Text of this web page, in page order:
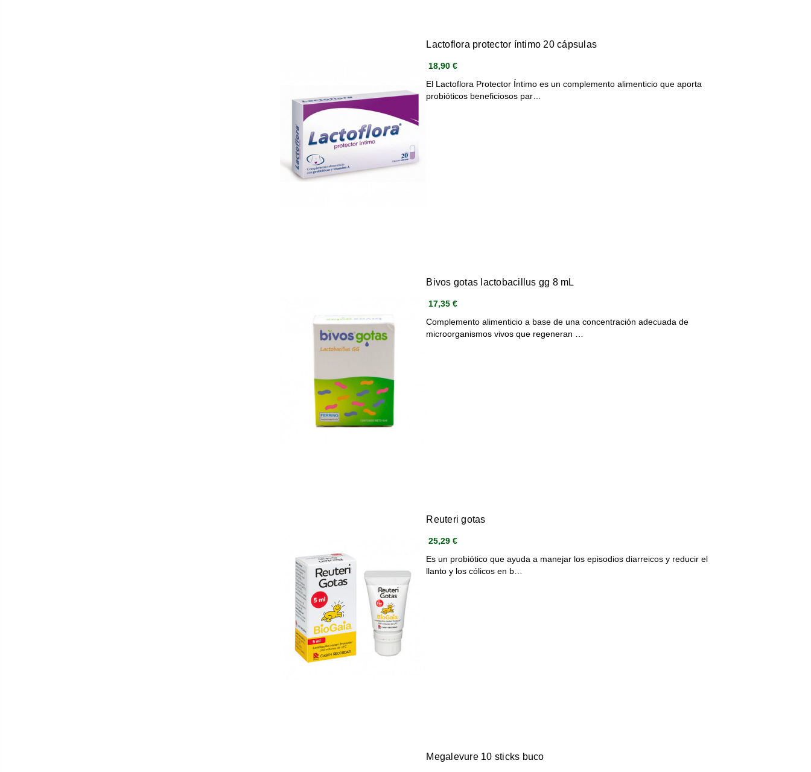
Lactoflora protector íntimo 20 cápsulas
18,90 €
El Lactoflora Protector Íntimo es un complemento alimenticio que aporta
probióticos beneficiosos par…
Bivos gotas lactobacillus gg 8 mL
17,35 €
Complemento alimenticio a base de una concentración adecuada de
microorganismos vivos que regeneran …
Reuteri gotas
25,29 €
Es un probiótico que ayuda a manejar los episodios diarreicos y reducir el
llanto y los cólicos en b…
Megalevure 10 sticks buco